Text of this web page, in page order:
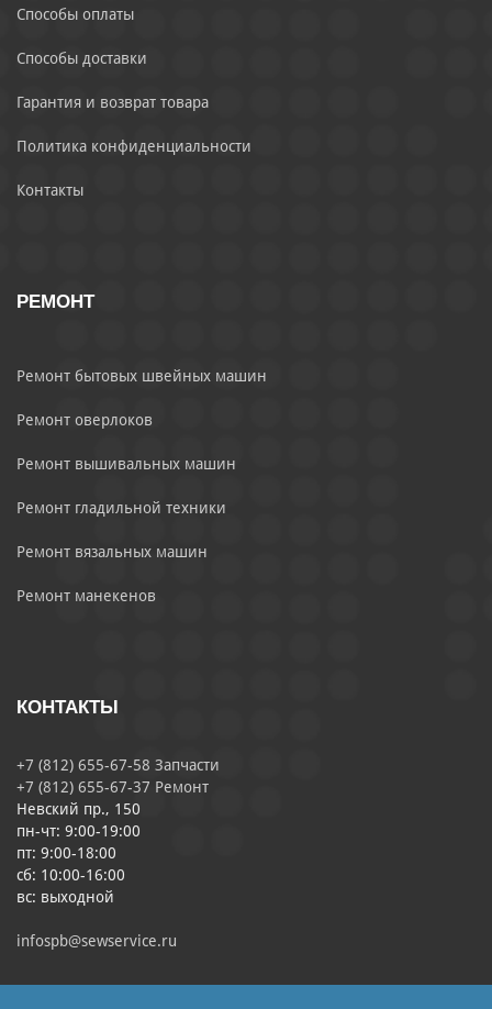
Способы оплаты
Способы доставки
Гарантия и возврат товара
Политика конфиденциальности
Контакты
РЕМОНТ
Ремонт бытовых швейных машин
Ремонт оверлоков
Ремонт вышивальных машин
Ремонт гладильной техники
Ремонт вязальных машин
Ремонт манекенов
КОНТАКТЫ
+7 (812) 655-67-58 Запчасти
+7 (812) 655-67-37 Ремонт
Невский пр., 150
пн-чт: 9:00-19:00
пт: 9:00-18:00
сб: 10:00-16:00
вс: выходной
infospb@sewservice.ru